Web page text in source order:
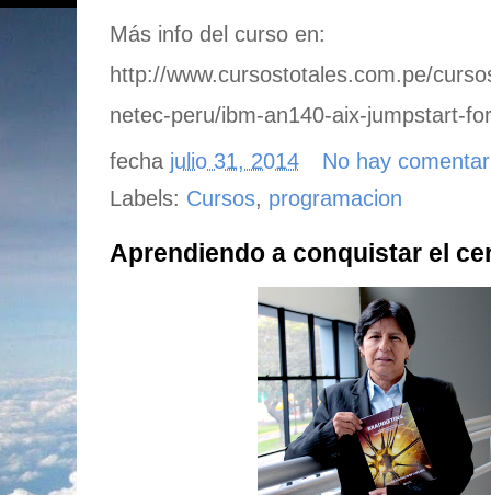
Más info del curso en:
http://www.cursostotales.com.pe/
netec-peru/ibm-an140-aix-jumpstart-
fecha julio 31, 2014
No hay
Labels: Cursos, programacion
Aprendiendo a conquistar el